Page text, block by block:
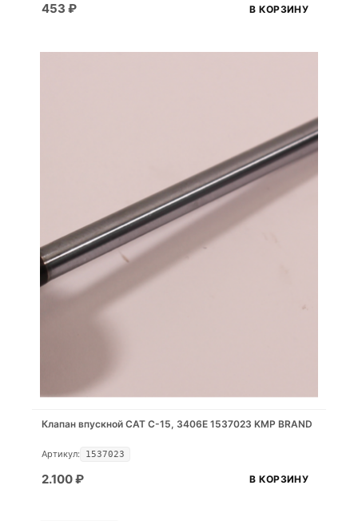
453 ₽ В КОРЗИНУ
Клапан впускной CAT C-15, 3406E 1537023 KMP BRAND
Артикул: 1537023
2.100₽ В КОРЗИНУ